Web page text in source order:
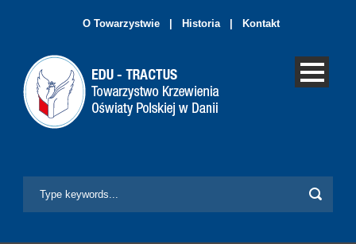
O Towarzystwie Historia Kontakt